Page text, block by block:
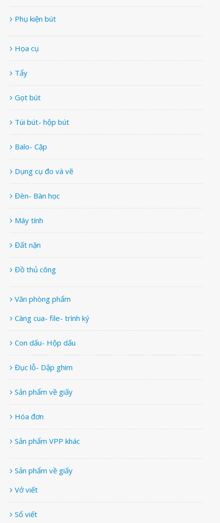
Phụ kiện bút
Họa cụ
Tẩy
Gọt bút
Túi bút- hộp bút
Balo- Cặp
Dụng cụ đo và vẽ
Đèn- Bàn học
Máy tính
Đất nặn
Đồ thủ công
Văn phòng phẩm
Càng cua- file- trình ký
Con dấu- Hộp dấu
Đục lỗ- Dập ghim
Sản phẩm về giấy
Hóa đơn
Sản phẩm VPP khác
Sản phẩm về giấy
Vở viết
Sổ viết